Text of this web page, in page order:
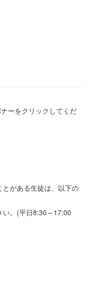
ーをクリックしてくだ
がある生徒は、以下の
い。(平日8:30～17:00